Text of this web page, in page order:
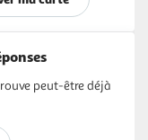
peut-être déjà